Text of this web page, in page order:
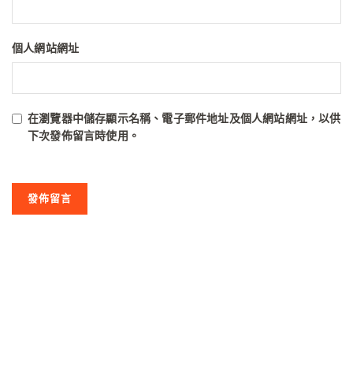
個人網站網址
在瀏覽器中儲存顯示名稱、電子郵件地址及個人網站網址，以供
下次發佈留言時使用。